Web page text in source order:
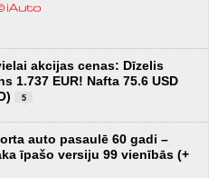
akcijas cenas: Dīzelis
1.737 EUR! Nafta 75.6 USD
5
auto pasaulē 60 gadi –
īpašo versiju 99 vienībās (+